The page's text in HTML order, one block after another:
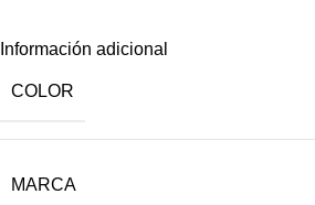
Información adicional
COLOR
MARCA